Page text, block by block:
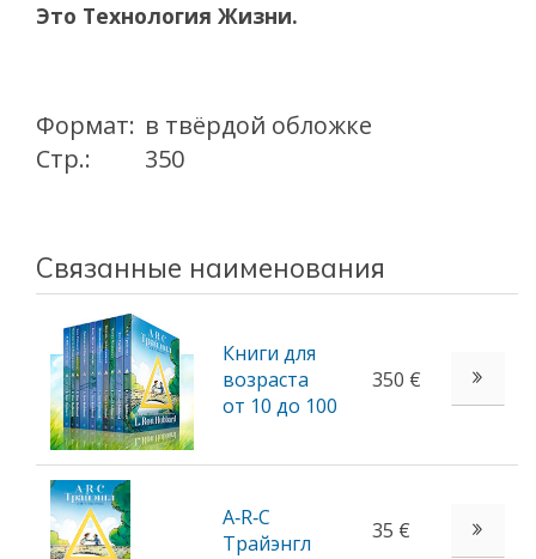
Это Технология Жизни.
Формат: в твёрдой обложке
Стр.:
350
Связанные наименования
Книги для
возраста
от 10 до 100
350 €
A‑R‑C
Трайэнгл
35 €